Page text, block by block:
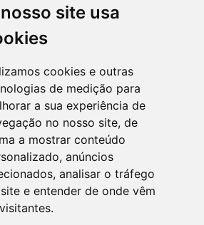
site usa
cookies e outras
de medição para
a sua experiência de
no nosso site, de
a mostrar conteúdo
anúncios
analisar o tráfego
e entender de onde vêm
gratuitas
trocar a sua encomenda em qualquer
90 dias
plantamos uma árvore! Leia mais